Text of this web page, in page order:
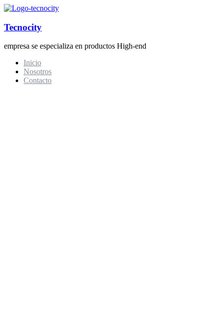
Tecnocity
empresa se especializa en productos High-end
Inicio
Nosotros
Contacto